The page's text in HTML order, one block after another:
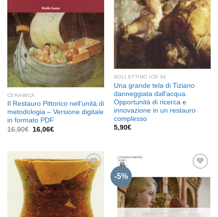
CERAMICA
Il Restauro Pittorico nell’unità di
metodologia – Versione digitale
in formato PDF
16,90€
Il
16,06€Il
BOLLETTINO ICR 36
Una grande tela di Tiziano
danneggiata dall’acqua.
Opportunità di ricerca e
innovazione in un restauro
complesso
5,90€
Aggiungi
alla lista
dei
desideri
-5%
Aggiungi
alla lista
dei